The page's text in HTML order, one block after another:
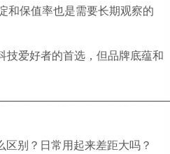
和保值率也是需要长期观察的
技爱好者的首选，但品牌底蕴和
别？日常用起来差距大吗？